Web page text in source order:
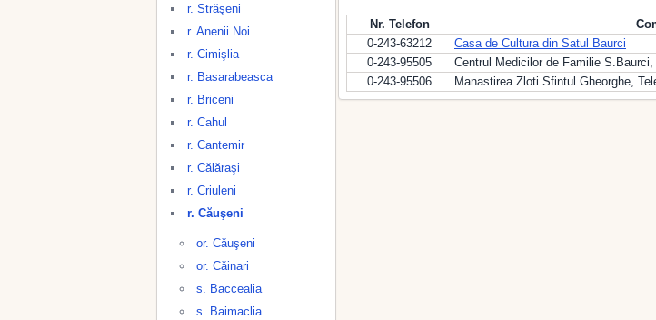
r. Străşeni
r. Anenii Noi
r. Cimişlia
r. Basarabeasca
r. Briceni
r. Cahul
r. Cantemir
r. Călăraşi
r. Criuleni
r. Căuşeni
or. Căuşeni
or. Căinari
s. Baccealia
s. Baimaclia
Nr. Telefon
0-243-63212
Casa de Cultura din Satul Baurci
0-243-95505
Centrul Medicilor de Familie S.Baurci,
0-243-95506
Manastirea Zloti Sfintul Gheorghe,